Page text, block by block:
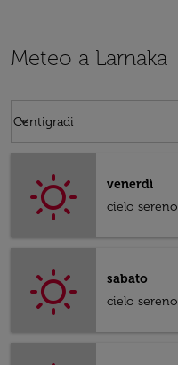
Meteo a Larnaka
Centigradi
keyboard_arrow_down
venerdì
cielo sereno
sabato
cielo sereno